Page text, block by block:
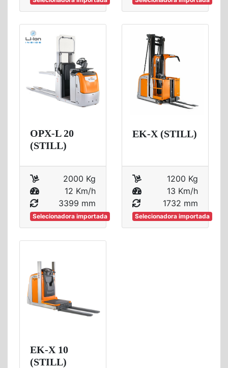
OPX-L 20
(STILL)
2000 Kg
12 Km/h
3399 mm
Selecionadora importada
EK-X (STILL)
1200 Kg
13 Km/h
1732 mm
Selecionadora importada
EK-X 10
(STILL)